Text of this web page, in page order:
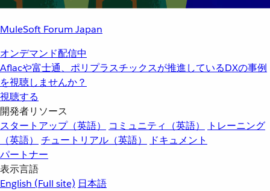
MuleSoft Forum Japan
オンデマンド配信中
Aflacや富士通、ポリプラスチックスが推進しているDXの事例
を視聴しませんか？
視聴する
開発者リソース
スタートアップ（英語）
コミュニティ（英語）
トレーニング
（英語）
チュートリアル（英語）
ドキュメント
パートナー
表示言語
English (Full site) 日本語